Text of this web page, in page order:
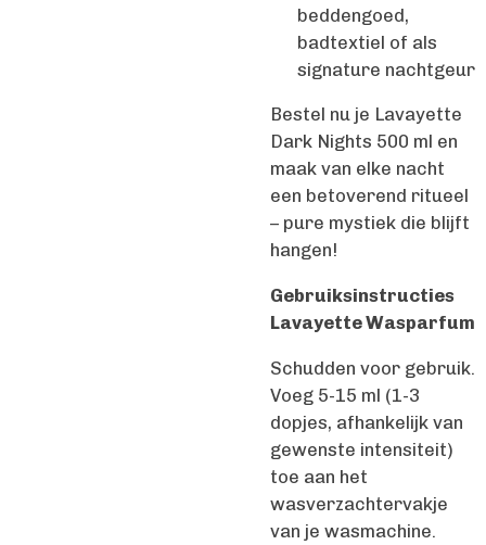
beddengoed,
badtextiel of als
signature nachtgeur
Bestel nu je Lavayette
Dark Nights 500 ml en
maak van elke nacht
een betoverend ritueel
– pure mystiek die blijft
hangen!
Gebruiksinstructies
Lavayette Wasparfum
Schudden voor gebruik.
Voeg 5-15 ml (1-3
dopjes, afhankelijk van
gewenste intensiteit)
toe aan het
wasverzachtervakje
van je wasmachine.